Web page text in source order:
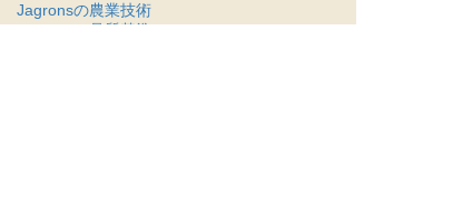
Jagronsの農業技術
Jagronsの品質基準